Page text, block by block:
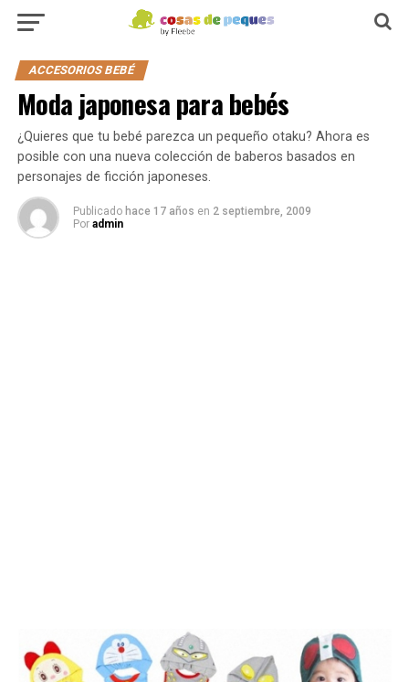
ACCESORIOS BEBÉ
Moda japonesa para bebés
¿Quieres que tu bebé parezca un pequeño otaku? Ahora es
posible con una nueva colección de baberos basados en
personajes de ficción japoneses.
Publicado hace 17 años en 2 septiembre, 2009
Por admin